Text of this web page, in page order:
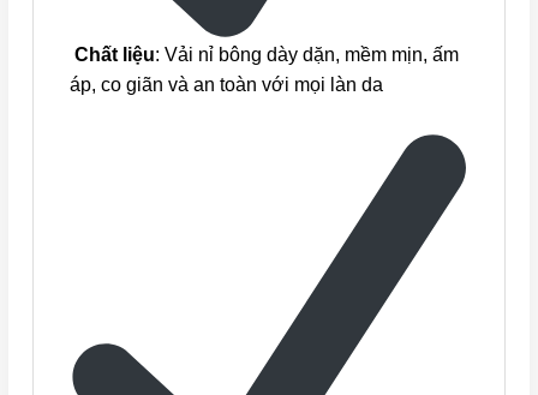
Chất liệu: Vải nỉ bông dày dặn, mềm mịn, ấm
áp, co giãn và an toàn với mọi làn da